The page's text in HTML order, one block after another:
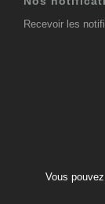
Recevoir les
Vous